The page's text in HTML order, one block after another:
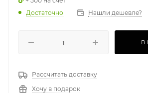
Достаточно
Нашли дешевле?
В
Рассчитать доставку
Хочу в подарок